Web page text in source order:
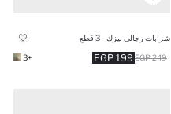
شرابات رجالي بيزك - 3 قطع
199 EGP 249 EGP
+3